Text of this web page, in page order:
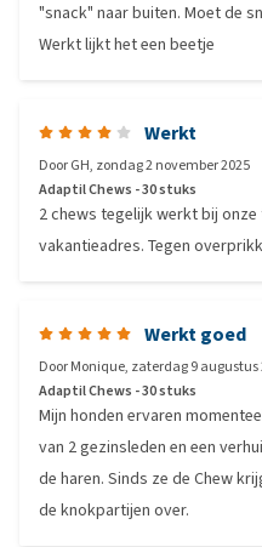
"snack" naar buiten. Moet de
Werkt lijkt het een beetje
Werkt
DoorGH, zondag 2 november 2025
Adaptil Chews - 30 stuks
2 chews tegelijk werkt bij
vakantieadres. Tegen
Werkt goed
DoorMonique, zaterdag 9 augustus
Adaptil Chews - 30 stuks
Mijn honden ervaren
van 2 gezinsleden en een
de haren. Sinds ze de Chew
de knokpartijen over.